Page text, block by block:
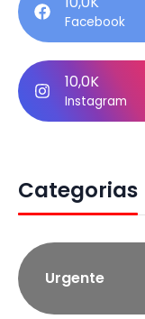
Facebook
10,0K
Instagram
Categorias
Urgente